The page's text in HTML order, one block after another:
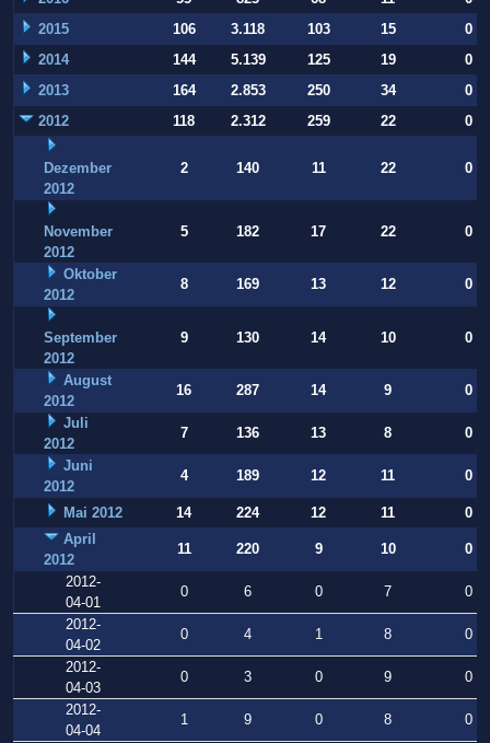
2015
106 3.118 103 15
0
2014
144 5.139 125 19
0
2013
164 2.853 250 34
0
2012
118 2.312 259 22 0
Dezember
2012
2 140 11 22 0
November
2012
5 182 17 22 0
Oktober
2012
8 169 13 12 0
September
2012
9 130 14 10 0
August
2012
16 287 14 9
0
Juli
2012
7 136 13 8
0
Juni
2012
4 189 12 11 0
Mai 2012 14 224 12 11
0
April
2012
11 220 9 10
0
2012-
04-01
0 6 0 7
0
2012-
04-02
0 4 1 8
0
2012-
04-03
0 3 0 9
0
2012-
04-04
1 9 0 8
0